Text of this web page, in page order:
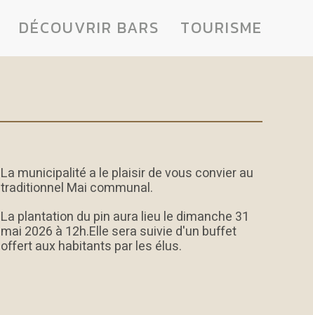
DÉCOUVRIR BARS TOURISME
La municipalité a le plaisir de vous convier au
traditionnel Mai communal.
La plantation du pin aura lieu le dimanche 31
mai 2026 à 12h.Elle sera suivie d'un buffet
offert aux habitants par les élus.